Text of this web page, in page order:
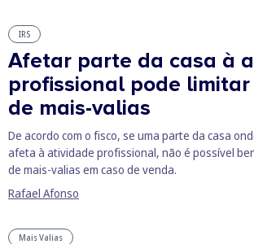
IRS
Afetar parte da casa à
profissional pode
de mais-valias
De acordo com o fisco, se uma parte da casa
afeta à atividade profissional, não é possível
de mais-valias em caso de venda.
Rafael Afonso
Mais Valias